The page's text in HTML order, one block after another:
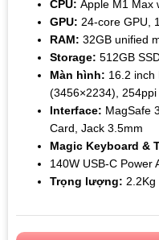
CPU: Apple M1 Max
GPU: 24-core GPU,
RAM: 32GB unified
Storage: 512GB
Màn hình: 16.2 inch
(3456×2234), 254ppi
Interface: MagSafe
Card, Jack 3.5mm
Magic Keyboard &
140W USB-C Power
Trọng lượng: 2.2Kg